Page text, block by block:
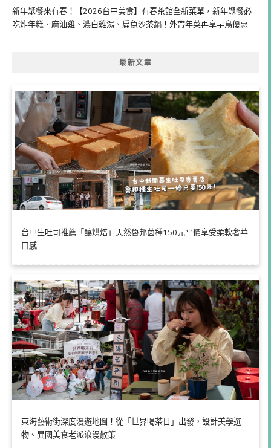
新年聚餐來有春！【2026台中美食】有春茶館全新菜單，新年聚餐必
吃炸年糕、麻油雞、濃白雞湯、扁魚沙茶鍋！外帶年菜再享早鳥優惠
最新文章
台中生吐司推薦「釀烘焙」天然魯邦菌種150元平價享受柔軟奢華
口感
東海藝術街深度漫遊地圖！從「世界喝茶日」出發，設計美學選
物、異國美食老派浪漫散策